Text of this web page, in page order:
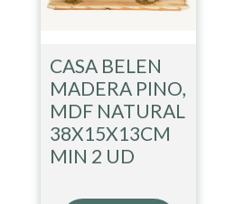
CASA BELEN
MADERA PINO,
MDF NATURAL
38X15X13CM
MIN 2 UD